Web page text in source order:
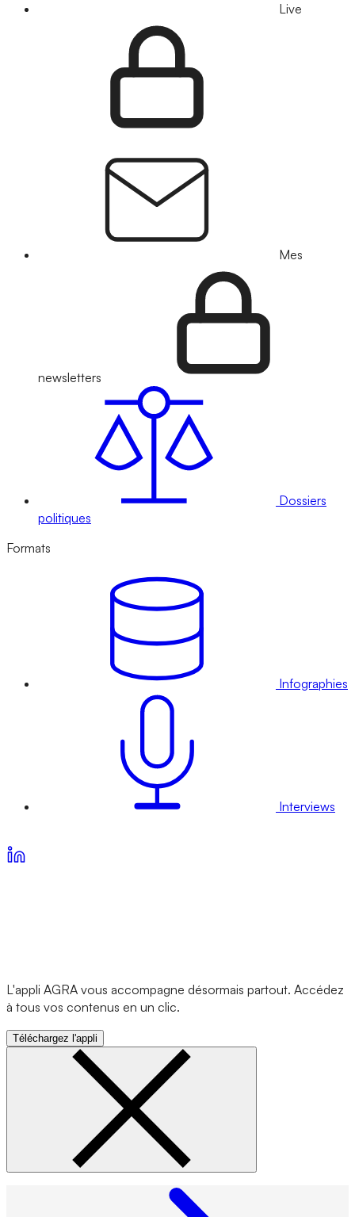
Live
Mes
newsletters
Dossiers
politiques
Formats
Infographies
Interviews
L'appli AGRA vous accompagne désormais partout. Accédez
à tous vos contenus en un clic.
Téléchargez l'appli